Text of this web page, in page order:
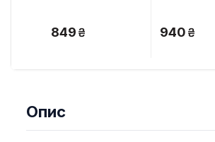
849 940
Опис